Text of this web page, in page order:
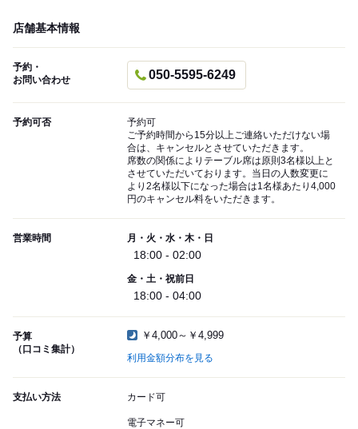
店舗基本情報
予約・
お問い合わせ
050-5595-6249
予約可否
予約可
ご予約時間から15分以上ご連絡いただけない場
合は、キャンセルとさせていただきます。
席数の関係によりテーブル席は原則3名様以上と
させていただいております。当日の人数変更に
より2名様以下になった場合は1名様あたり4,000
円のキャンセル料をいただきます。
営業時間 月・火・水・木・日
18:00 - 02:00
金・土・祝前日
18:00 - 04:00
予算
（口コミ集計）
￥4,000～￥4,999
利用金額分布を見る
支払い方法 カード可
電子マネー可